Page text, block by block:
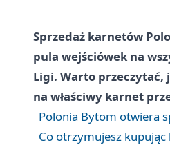
Sprzedaż karnetów
pula wejściówek na
Ligi. Warto
na właściwy karnet
Polonia Bytom otwiera
Co otrzymujesz